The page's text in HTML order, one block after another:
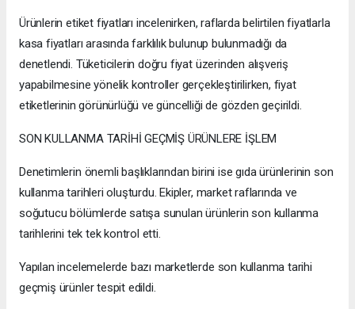
Ürünlerin etiket fiyatları incelenirken, raflarda belirtilen fiyatlarla
kasa fiyatları arasında farklılık bulunup bulunmadığı da
denetlendi. Tüketicilerin doğru fiyat üzerinden alışveriş
yapabilmesine yönelik kontroller gerçekleştirilirken, fiyat
etiketlerinin görünürlüğü ve güncelliği de gözden geçirildi.
SON KULLANMA TARİHİ GEÇMİŞ ÜRÜNLERE İŞLEM
Denetimlerin önemli başlıklarından birini ise gıda ürünlerinin son
kullanma tarihleri oluşturdu. Ekipler, market raflarında ve
soğutucu bölümlerde satışa sunulan ürünlerin son kullanma
tarihlerini tek tek kontrol etti.
Yapılan incelemelerde bazı marketlerde son kullanma tarihi
geçmiş ürünler tespit edildi.